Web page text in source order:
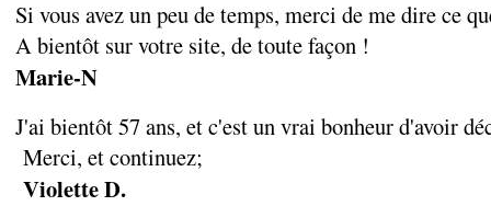
Si vous avez un peu de temps, merci de me dire ce
A bientôt sur votre site, de toute façon !
Marie-N
J'ai bientôt 57 ans, et c'est un vrai bonheur d'avoir
Merci, et continuez;
Violette D.